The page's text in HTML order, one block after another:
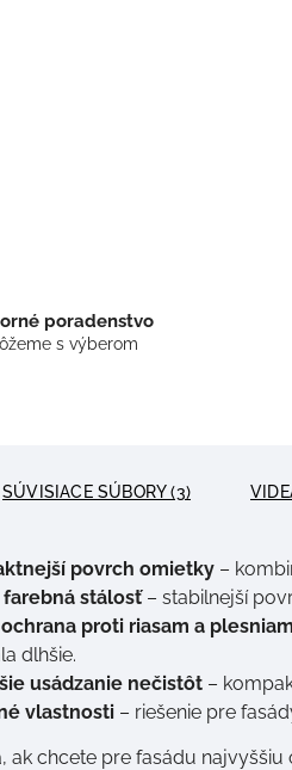
poradenstvo
s výberom
SÚVISIACE SÚBORY (3)
povrch omietky –
farebná stálosť– stabilnejší
proti riasam a plesniam
dlhšie.
usádzanie nečistôt –
vlastnosti – riešenie pre
ak chcete pre fasádu